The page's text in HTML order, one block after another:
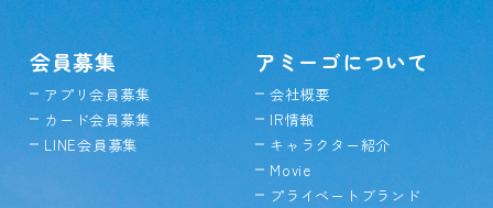
会員募集
アプリ会員募集
カード会員募集
LINE会員募集
アミーゴについて
会社概要
IR情報
キャラクター紹介
Movie
プライベートブランド